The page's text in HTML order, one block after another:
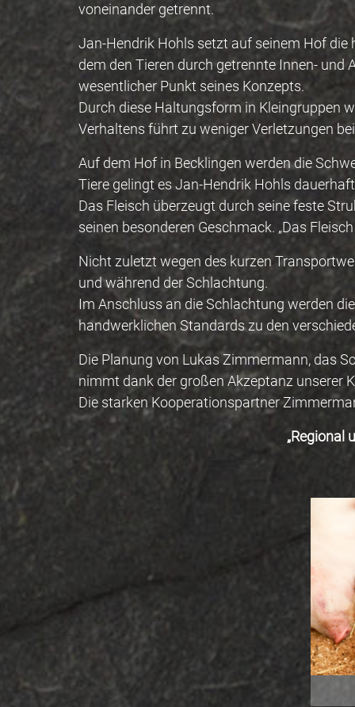
voneinander getrennt.
Jan-Hendrik Hohls setzt auf seinem Hof die
dem den Tieren durch getrennte Innen- und
wesentlicher Punkt seines Konzepts.
Durch diese Haltungsform in Kleingruppen
Verhaltens führt zu weniger Verletzungen
Auf dem Hof in Becklingen werden die
Tiere gelingt es Jan-Hendrik Hohls
Das Fleisch überzeugt durch seine feste
seinen besonderen Geschmack. „Das
Nicht zuletzt wegen des kurzen
und während der Schlachtung.
Im Anschluss an die Schlachtung werden
handwerklichen Standards zu den
Die Planung von Lukas Zimmermann, das
nimmt dank der großen Akzeptanz unserer
Die starken Kooperationspartner
„Regional